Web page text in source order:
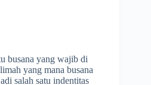
busana yang wajib di
yang mana busana
salah satu indentitas